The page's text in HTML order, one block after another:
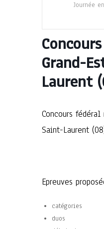
Journée
Grand-
Laurent
Concours fédéral
Saint-Laurent
Epreuves
catégories
duos